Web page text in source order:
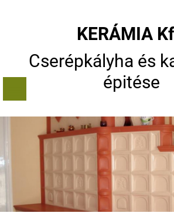
KERÁMIA
Cserépkályha és
épitése